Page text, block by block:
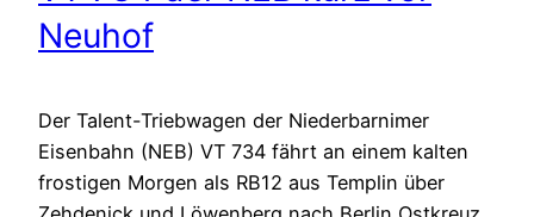
Neuhof
Der Talent-Triebwagen der Niederbarnimer
Eisenbahn (NEB) VT 734 fährt an einem kalten
frostigen Morgen als RB12 aus Templin über